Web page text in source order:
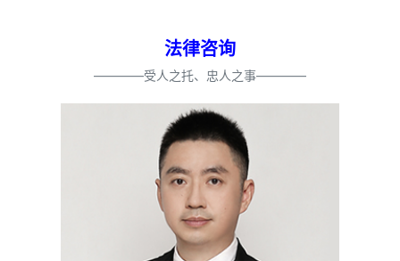
法律咨询
————受人之托、忠人之事————